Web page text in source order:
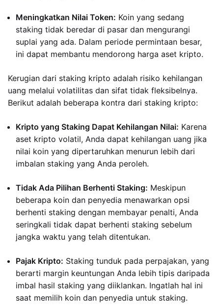
Meningkatkan Nilai Token: Koin yang sedang
staking tidak beredar di pasar dan mengurangi
suplai yang ada. Dalam periode permintaan besar,
ini dapat membantu mendorong harga aset kripto.
Kerugian dari staking kripto adalah risiko kehilangan
uang melalui volatilitas dan sifat tidak fleksibelnya.
Berikut adalah beberapa kontra dari staking kripto:
Kripto yang Staking Dapat Kehilangan Nilai: Karena
aset kripto volatil, Anda dapat kehilangan uang jika
nilai koin yang dipertaruhkan menurun lebih dari
imbalan staking yang Anda peroleh.
Tidak Ada Pilihan Berhenti Staking: Meskipun
beberapa koin dan penyedia menawarkan opsi
berhenti staking dengan membayar penalti, Anda
seringkali tidak dapat berhenti staking sebelum
jangka waktu yang telah ditentukan.
Pajak Kripto: Staking tunduk pada perpajakan, yang
berarti margin keuntungan Anda lebih tipis daripada
imbal hasil staking yang diiklankan. Ingatlah hal ini
saat memilih koin dan penyedia untuk staking.